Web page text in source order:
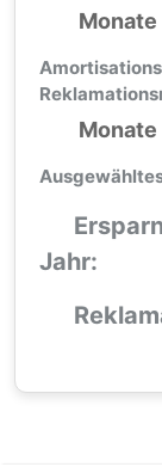
Monate
Monate
Jahr: